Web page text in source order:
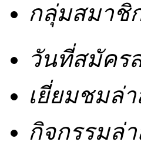
กลุ่มสมาชิ
วันที่สมัคร
เยี่ยมชมล่
กิจกรรมล่